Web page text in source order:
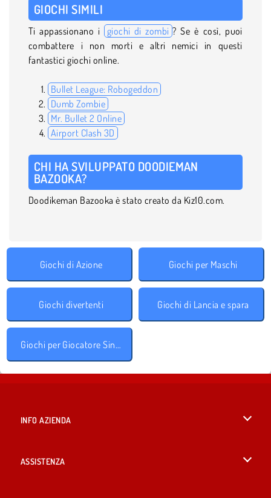
GIOCHI SIMILI
Ti appassionano i giochi di zombi ? Se è così, puoi
combattere i non morti e altri nemici in questi
fantastici giochi online.
Bullet League: Robogeddon
Dumb Zombie
Mr. Bullet 2 Online
Airport Clash 3D
CHI HA SVILUPPATO DOODIEMAN
BAZOOKA?
Doodikeman Bazooka è stato creato da Kiz10.com.
Giochi di Azione Giochi per Maschi
Giochi divertenti Giochi di Lancia e spara
Giochi per Giocatore Singolo
INFO AZIENDA
ASSISTENZA